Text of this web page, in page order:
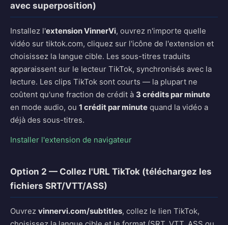
avec superposition)
Installez l'extension VinnerVi, ouvrez n'importe quelle
vidéo sur tiktok.com, cliquez sur l'icône de l'extension et
choisissez la langue cible. Les sous-titres traduits
apparaissent sur le lecteur TikTok, synchronisés avec la
lecture. Les clips TikTok sont courts — la plupart ne
coûtent qu'une fraction de crédit à 3 crédits par minute
en mode audio, ou 1 crédit par minute quand la vidéo a
déjà des sous-titres.
Installer l'extension de navigateur
Option 2 — Collez l'URL TikTok (téléchargez les
fichiers SRT/VTT/ASS)
Ouvrez vinnervi.com/subtitles, collez le lien TikTok,